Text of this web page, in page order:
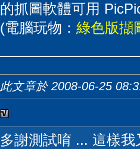
的抓圖軟體可用
(電腦玩物： 綠色版擷
此文章於 2008-06-25
多謝測試唷 ... 這樣